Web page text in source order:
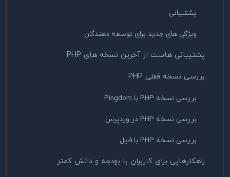
پشتیبانی
ویژگی های جدید برای توسعه دهندگان
پشتیبانی هاست از آخرین نسخه های PHP
بررسی نسخه فعلی PHP
بررسی نسخه PHP با Pingdom
بررسی نسخه PHP در وردپرس
بررسی نسخه PHP با فایل
راهکارهایی برای کاربران با بودجه و دانش کمتر